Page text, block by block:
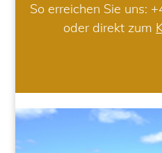
So erreichen Sie uns:
oder direkt zum